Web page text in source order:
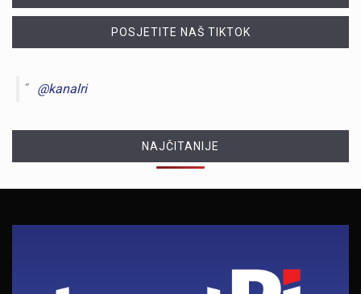
POSJETITE NAŠ TIKTOK
@kanalri
NAJČITANIJE